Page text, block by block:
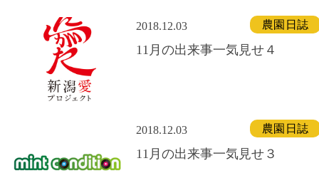
2018.12.03 農園日誌
11月の出来事一気見せ４
2018.12.03 農園日誌
11月の出来事一気見せ３